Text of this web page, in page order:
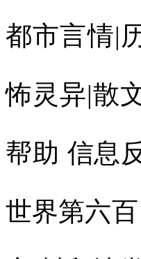
都市言情|
怖灵异|散
帮助 信息
世界第六